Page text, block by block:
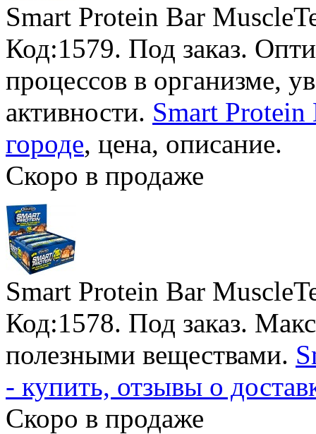
Smart Protein Bar
Код:1579. Под заказ.
процессов в организме,
активности. Smart
городе, цена, описание.
Скоро в продаже
Smart Protein Bar
Код:1578. Под заказ.
полезными веществами.
- купить, отзывы о
Скоро в продаже